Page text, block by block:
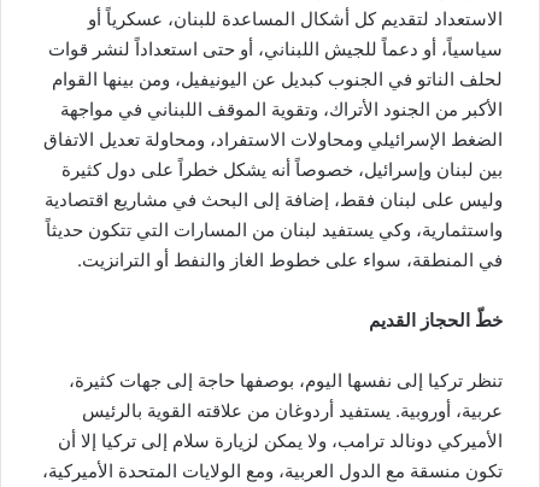
الاستعداد لتقديم كل أشكال المساعدة للبنان، عسكرياً أو
سياسياً، أو دعماً للجيش اللبناني، أو حتى استعداداً لنشر قوات
لحلف الناتو في الجنوب كبديل عن اليونيفيل، ومن بينها القوام
الأكبر من الجنود الأتراك، وتقوية الموقف اللبناني في مواجهة
الضغط الإسرائيلي ومحاولات الاستفراد، ومحاولة تعديل الاتفاق
بين لبنان وإسرائيل، خصوصاً أنه يشكل خطراً على دول كثيرة
وليس على لبنان فقط، إضافة إلى البحث في مشاريع اقتصادية
واستثمارية، وكي يستفيد لبنان من المسارات التي تتكون حديثاً
في المنطقة، سواء على خطوط الغاز والنفط أو الترانزيت.
خطّ الحجاز القديم
تنظر تركيا إلى نفسها اليوم، بوصفها حاجة إلى جهات كثيرة،
عربية، أوروبية. يستفيد أردوغان من علاقته القوية بالرئيس
الأميركي دونالد ترامب، ولا يمكن لزيارة سلام إلى تركيا إلا أن
تكون منسقة مع الدول العربية، ومع الولايات المتحدة الأميركية،